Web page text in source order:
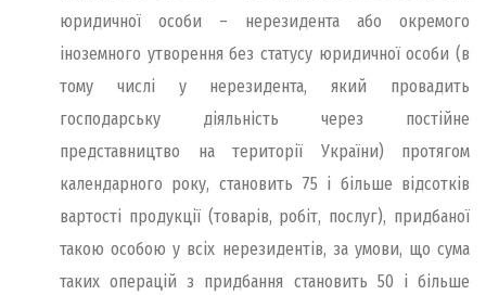
юридичної особи – нерезидента або окремого
іноземного утворення без статусу юридичної особи (в
тому числі у нерезидента, який провадить
господарську діяльність через постійне
представництво на території України) протягом
календарного року, становить 75 і більше відсотків
вартості продукції (товарів, робіт, послуг), придбаної
такою особою у всіх нерезидентів, за умови, що сума
таких операцій з придбання становить 50 і більше